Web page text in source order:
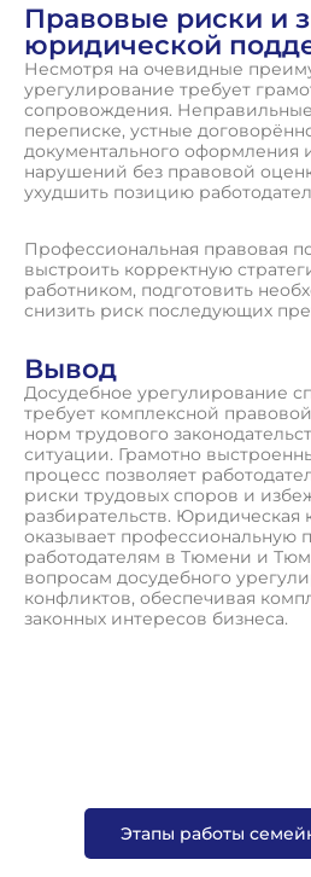
Правовые риски и
юридической
Несмотря на очевидные
урегулирование требует
сопровождения.
переписке, устные
документального оформления
нарушений без правовой
ухудшить позицию
Профессиональная правовая
выстроить корректную
работником, подготовить
снизить риск последующих
Вывод
Досудебное урегулирование
требует комплексной
норм трудового
ситуации. Грамотно
процесс позволяет
риски трудовых споров и
разбирательств. Юридическая
оказывает профессиональную
работодателям в Тюмени и
вопросам досудебного
конфликтов, обеспечивая
законных интересов бизнеса.
Этапы работы